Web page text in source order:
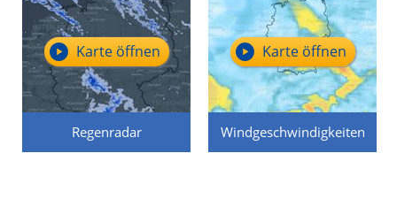
Regenradar
Karte öffnen
Windgeschwindigkeiten
Karte öffnen